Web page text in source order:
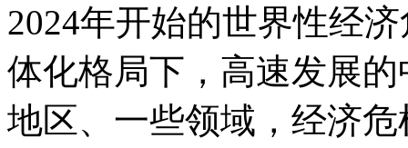
2024年开始的世界性经
体化格局下，高速发展
地区、一些领域，经济